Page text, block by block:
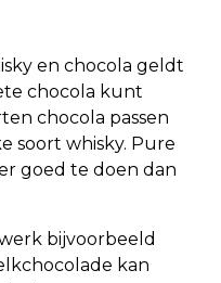
en chocola geldt
chocola kunt
chocola passen
soort whisky. Pure
goed te doen dan
bijvoorbeeld
kan